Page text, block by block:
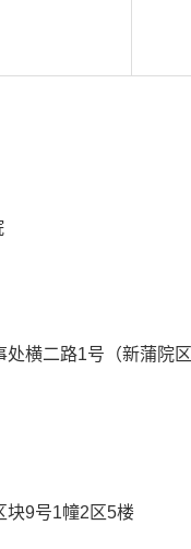
处横二路1号（新蒲院
块9号1幢2区5楼